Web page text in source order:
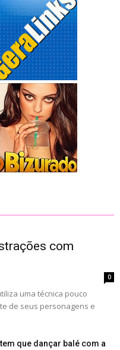
com
0
uma técnica pouco
de seus personagens e
que dançar balé com a